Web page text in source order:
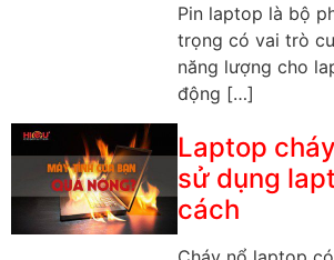
Pin laptop là bộ
trọng có vai trò
năng lượng cho
động […]
Laptop
sử dụng
cách